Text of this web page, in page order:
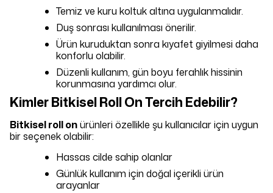
Temiz ve kuru koltuk altına uygulanmalıdır.
Duş sonrası kullanılması önerilir.
Ürün kuruduktan sonra kıyafet giyilmesi daha
konforlu olabilir.
Düzenli kullanım, gün boyu ferahlık hissinin
korunmasına yardımcı olur.
Kimler Bitkisel Roll On Tercih Edebilir?
Bitkisel roll onürünleri özellikle şu kullanıcılar için uygun
bir seçenek olabilir:
Hassas cilde sahip olanlar
Günlük kullanım için doğal içerikli ürün
arayanlar